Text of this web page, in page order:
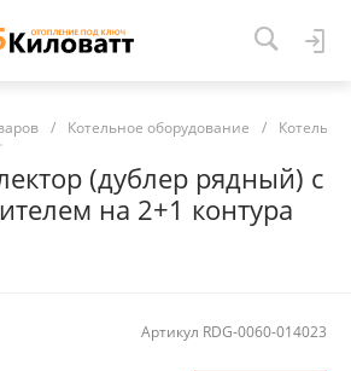
/ Котельное оборудование /
(дублер рядный) с
на 2+1 контура
Артикул RDG-0060-014023